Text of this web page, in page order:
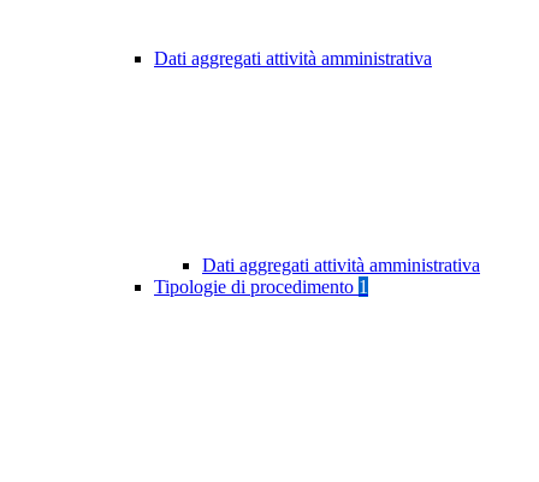
Dati aggregati attività amministrativa
Dati aggregati attività amministrativa
Tipologie di procedimento 1